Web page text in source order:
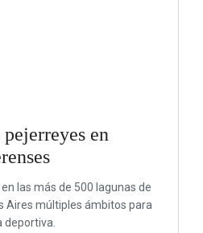
en
las más de 500 lagunas de
Aires múltiples ámbitos para
deportiva.